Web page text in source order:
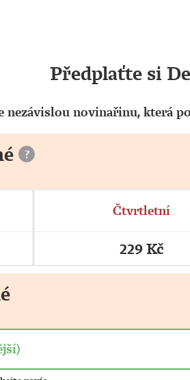
Předplaťte si
nezávislou novinařinu, která
?
Čtvrtletní
229 Kč